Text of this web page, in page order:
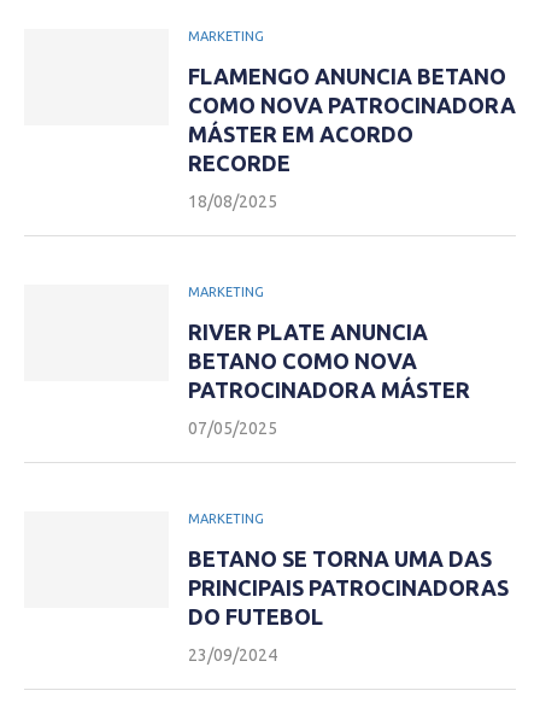
MARKETING
FLAMENGO ANUNCIA BETANO
COMO NOVA PATROCINADORA
MÁSTER EM ACORDO
RECORDE
18/08/2025
MARKETING
RIVER PLATE ANUNCIA
BETANO COMO NOVA
PATROCINADORA MÁSTER
07/05/2025
MARKETING
BETANO SE TORNA UMA DAS
PRINCIPAIS PATROCINADORAS
DO FUTEBOL
23/09/2024